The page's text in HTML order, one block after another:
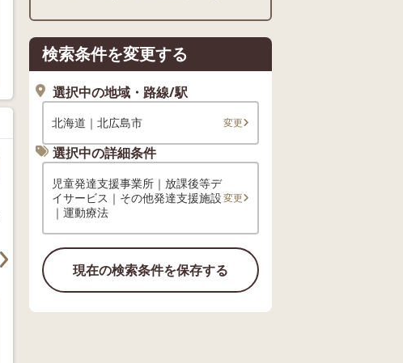
検索条件を変更する
選択中の地域・路線/駅
北海道｜北広島市 変更
選択中の詳細条件
児童発達支援事業所｜放課後等デ
イサービス｜その他発達支援施設
｜運動療法
変更
現在の検索条件を保存する